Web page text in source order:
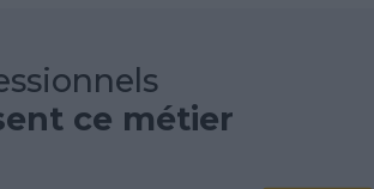
ce métier